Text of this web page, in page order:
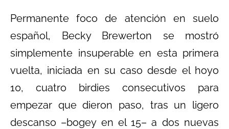
Permanente foco de atención en suelo
español, Becky Brewerton se mostró
simplemente insuperable en esta primera
vuelta, iniciada en su caso desde el hoyo
10, cuatro birdies consecutivos para
empezar que dieron paso, tras un ligero
descanso –bogey en el 15– a dos nuevas